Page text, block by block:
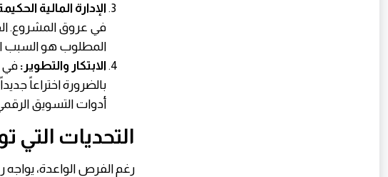
الإدارة المالية
في عروق المشروع.
المطلوب هو السبب
الابتكار والتطوير:في
بالضرورة اختراعاً
أدوات التسويق
التحديات التي
رغم الفرص الواعدة، يواجه